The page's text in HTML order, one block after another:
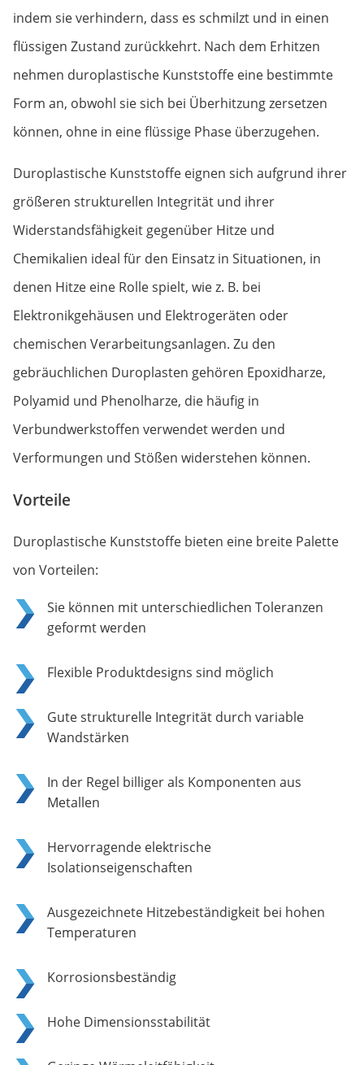
indem sie verhindern, dass es schmilzt und in einen
flüssigen Zustand zurückkehrt. Nach dem Erhitzen
nehmen duroplastische Kunststoffe eine bestimmte
Form an, obwohl sie sich bei Überhitzung zersetzen
können, ohne in eine flüssige Phase überzugehen.
Duroplastische Kunststoffe eignen sich aufgrund ihrer
größeren strukturellen Integrität und ihrer
Widerstandsfähigkeit gegenüber Hitze und
Chemikalien ideal für den Einsatz in Situationen, in
denen Hitze eine Rolle spielt, wie z. B. bei
Elektronikgehäusen und Elektrogeräten oder
chemischen Verarbeitungsanlagen. Zu den
gebräuchlichen Duroplasten gehören Epoxidharze,
Polyamid und Phenolharze, die häufig in
Verbundwerkstoffen verwendet werden und
Verformungen und Stößen widerstehen können.
Vorteile
Duroplastische Kunststoffe bieten eine breite Palette
von Vorteilen:
Sie können mit unterschiedlichen Toleranzen
geformt werden
Flexible Produktdesigns sind möglich
Gute strukturelle Integrität durch variable
Wandstärken
In der Regel billiger als Komponenten aus
Metallen
Hervorragende elektrische
Isolationseigenschaften
Ausgezeichnete Hitzebeständigkeit bei hohen
Temperaturen
Korrosionsbeständig
Hohe Dimensionsstabilität